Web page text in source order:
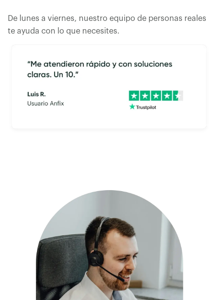
De lunes a viernes, nuestro equipo de personas reales
te ayuda con lo que necesites.